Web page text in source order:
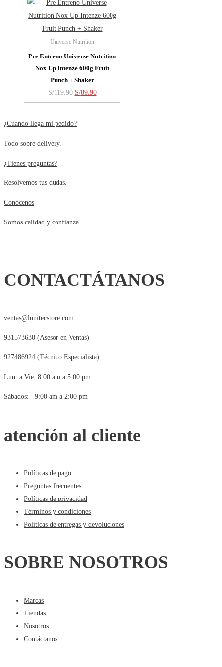
S/299.90.S/254.00.
Universe Nutrition
Pre Entreno Universe Nutrition
Nox Up Intenze 600g Fruit
Punch + Shaker
S/119.90 El
precio
S/89.90El
precio
¿Cúando llega mi pedido?
Todo sobre delivery.
¿Tienes preguntas?
Resolvemos tus dudas.
Conócenos
Somos calidad y confianza.
CONTACTÁTANOS
ventas@lunitecstore.com
931573630 (Asesor en Ventas)
927486924 (Técnico Especialista)
Lun. a Vie. 8:00 am a 5:00 pm
Sábados: 9:00 am a 2:00 pm
atención al cliente
Políticas de pago
Preguntas frecuentes
Políticas de privacidad
Términos y condiciones
Políticas de entregas y devoluciones
SOBRE NOSOTROS
Marcas
Tiendas
Nosotros
Contáctanos